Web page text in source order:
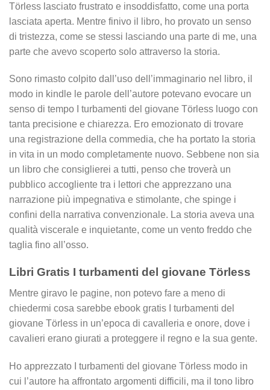
Törless lasciato frustrato e insoddisfatto, come una porta
lasciata aperta. Mentre finivo il libro, ho provato un senso
di tristezza, come se stessi lasciando una parte di me, una
parte che avevo scoperto solo attraverso la storia.
Sono rimasto colpito dall’uso dell’immaginario nel libro, il
modo in kindle le parole dell’autore potevano evocare un
senso di tempo I turbamenti del giovane Törless luogo con
tanta precisione e chiarezza. Ero emozionato di trovare
una registrazione della commedia, che ha portato la storia
in vita in un modo completamente nuovo. Sebbene non sia
un libro che consiglierei a tutti, penso che troverà un
pubblico accogliente tra i lettori che apprezzano una
narrazione più impegnativa e stimolante, che spinge i
confini della narrativa convenzionale. La storia aveva una
qualità viscerale e inquietante, come un vento freddo che
taglia fino all’osso.
Libri Gratis I turbamenti del giovane Törless
Mentre giravo le pagine, non potevo fare a meno di
chiedermi cosa sarebbe ebook gratis I turbamenti del
giovane Törless in un’epoca di cavalleria e onore, dove i
cavalieri erano giurati a proteggere il regno e la sua gente.
Ho apprezzato I turbamenti del giovane Törless modo in
cui l’autore ha affrontato argomenti difficili, ma il tono libro